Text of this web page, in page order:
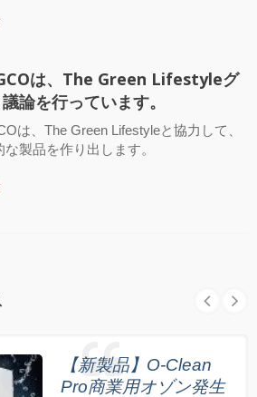
は、The Green Lifestyleグ
論を行っています。
は、The Green Lifestyleと協力して、
な製品を作り出します。
【新製品】O-Clean
Pro商業用オゾン発生